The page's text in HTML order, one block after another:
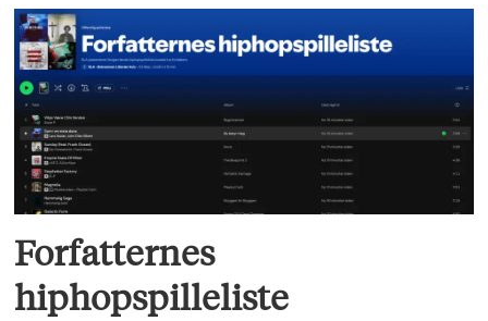
Forfatternes
hiphopspilleliste